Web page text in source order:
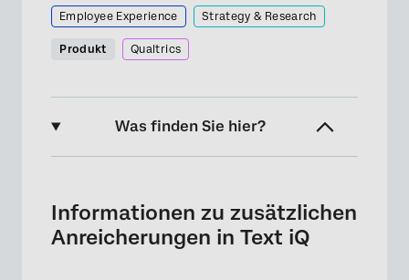
Employee Experience Strategy & Research
Produkt Qualtrics
Was finden Sie hier?
Durchführbarkeit
Informationen zu zusätzlichen
Anreicherungen in Text iQ